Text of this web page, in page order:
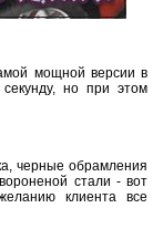
мощной версии в
но при этом
черные обрамления
стали - вот
клиента все